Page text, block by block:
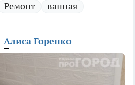
Ремонт ванная
Алиса Горенко